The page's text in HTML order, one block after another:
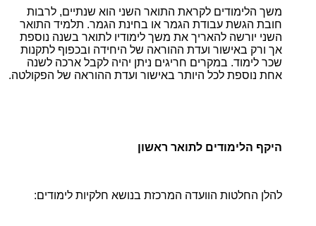
משך הלימודים לקראת התואר השני הוא שנתיים, לרבות
חובת הגשת עבודת הגמר או בחינת הגמר. תלמיד התואר
השני יורשה להאריך את משך לימודיו לתואר בשנה נוספת
אך ורק באישור ועדת ההוראה של היחידה ובכפוף לתקנות
שכר לימוד. במקרים חריגים ניתן יהיה לקבל ארכה לשנה
אחת נוספת לכל היותר באישור ועדת ההוראה של הפקולטה.
היקף הלימודים לתואר ראשון
להלן החלטות הוועדה המרכזת בנושא חלקיות לימודים: